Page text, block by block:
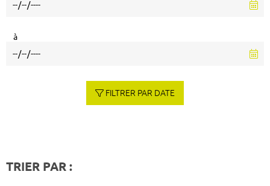
à
FILTRER PAR DATE
TRIER PAR :